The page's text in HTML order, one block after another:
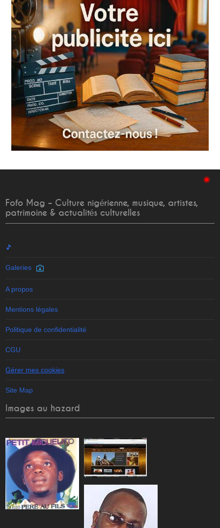
◉
Fofo Mag – Culture nigérienne, musique, artistes,
patrimoine & actualités culturelles
🎵
Galeries
A propos
Mentions légales
Politique de confidentialité
CGU
Gérer mes cookies
Site Map
Images au hazard